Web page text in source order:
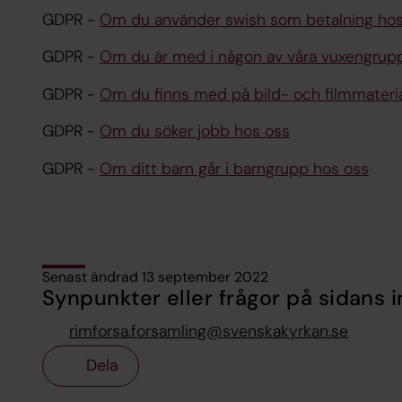
GDPR - Om du använder swish som betalning
GDPR - Om du är med i någon av våra
GDPR - Om du finns med på bild- och
GDPR - Om du söker jobb hos oss
GDPR - Om ditt barn går i barngrupp hos oss
Senast ändrad 13 september 2022
Synpunkter eller frågor på sidans
rimforsa.forsamling@svenskakyrkan.se
Dela